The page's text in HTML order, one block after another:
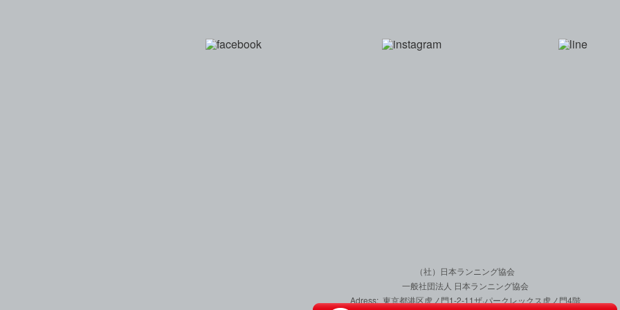
（社）日本ランニング協会
一般社団法人 日本ランニング協会
Adress: 東京都港区虎ノ門1-2-11ザ·パークレックス虎ノ門4階